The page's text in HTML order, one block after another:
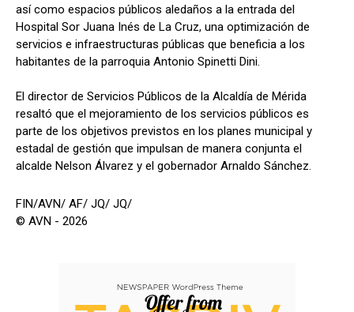
así como espacios públicos aledaños a la entrada del
Hospital Sor Juana Inés de La Cruz, una optimización de
servicios e infraestructuras públicas que beneficia a los
habitantes de la parroquia Antonio Spinetti Dini.
El director de Servicios Públicos de la Alcaldía de Mérida
resaltó que el mejoramiento de los servicios públicos es
parte de los objetivos previstos en los planes municipal y
estadal de gestión que impulsan de manera conjunta el
alcalde Nelson Álvarez y el gobernador Arnaldo Sánchez.
FIN/AVN/ AF/ JQ/ JQ/
© AVN - 2026